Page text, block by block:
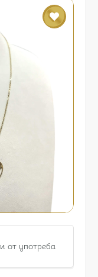
от употреба